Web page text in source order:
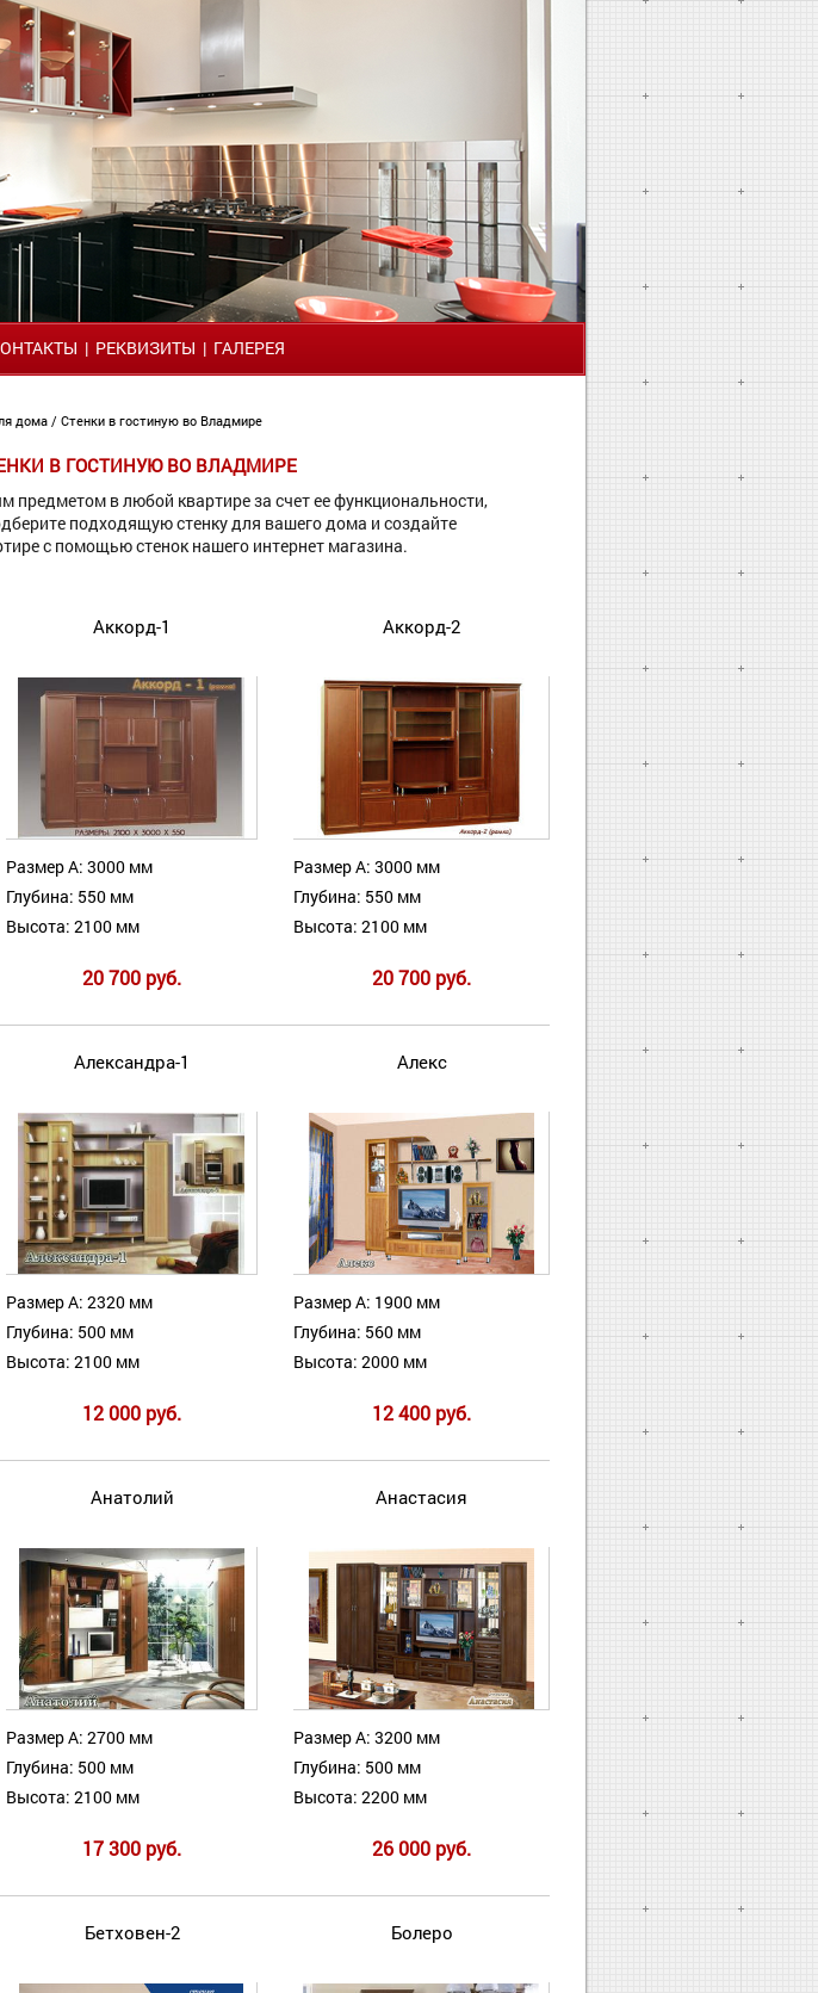
| РЕКВИЗИТЫ | ГАЛЕРЕЯ
дома / Стенки в гостиную во Владмире
В ГОСТИНУЮ ВО ВЛАДМИРЕ
в любой квартире за счет ее функциональности,
подходящую стенку для вашего дома и создайте
с помощью стенок нашего интернет магазина.
Аккорд-1
Размер А: 3000 мм
Глубина: 550 мм
Высота: 2100 мм
20 700 руб.
Аккорд-2
Размер А: 3000 мм
Глубина: 550 мм
Высота: 2100 мм
20 700 руб.
Александра-1
Размер А: 2320 мм
Глубина: 500 мм
Высота: 2100 мм
12 000 руб.
Алекс
Размер А: 1900 мм
Глубина: 560 мм
Высота: 2000 мм
12 400 руб.
Анатолий
Размер А: 2700 мм
Глубина: 500 мм
Высота: 2100 мм
17 300 руб.
Анастасия
Размер А: 3200 мм
Глубина: 500 мм
Высота: 2200 мм
26 000 руб.
Бетховен-2 Болеро